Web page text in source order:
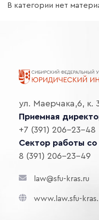
В категории нет
ул. Маерчака,6, к.
Приемная
+7 (391) 206-23-48
Сектор работы со
8 (391) 206-23-49
law@sfu-kras.ru
www.law.sfu-